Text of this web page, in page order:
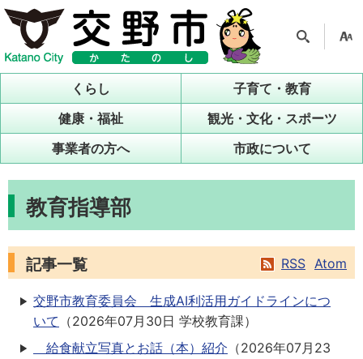
ル
くらし
子育て・教育
健康・福祉
観光・文化・スポーツ
事業者の方へ
市政について
教育指導部
RSS Atom
記事一覧
交野市教育委員会 生成AI利活用ガイドラインにつ
いて （2026年07月30日 学校教育課）
給食献立写真とお話（本）紹介 （2026年07月23